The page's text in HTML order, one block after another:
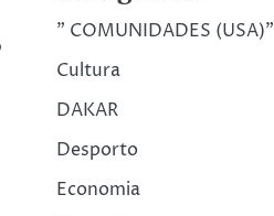
" COMUNIDADES (USA)"
Cultura
DAKAR
Desporto
Economia